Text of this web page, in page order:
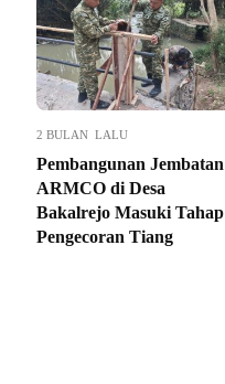
2 BULAN LALU
Pembangunan Jembatan
ARMCO di Desa
Bakalrejo Masuki Tahap
Pengecoran Tiang